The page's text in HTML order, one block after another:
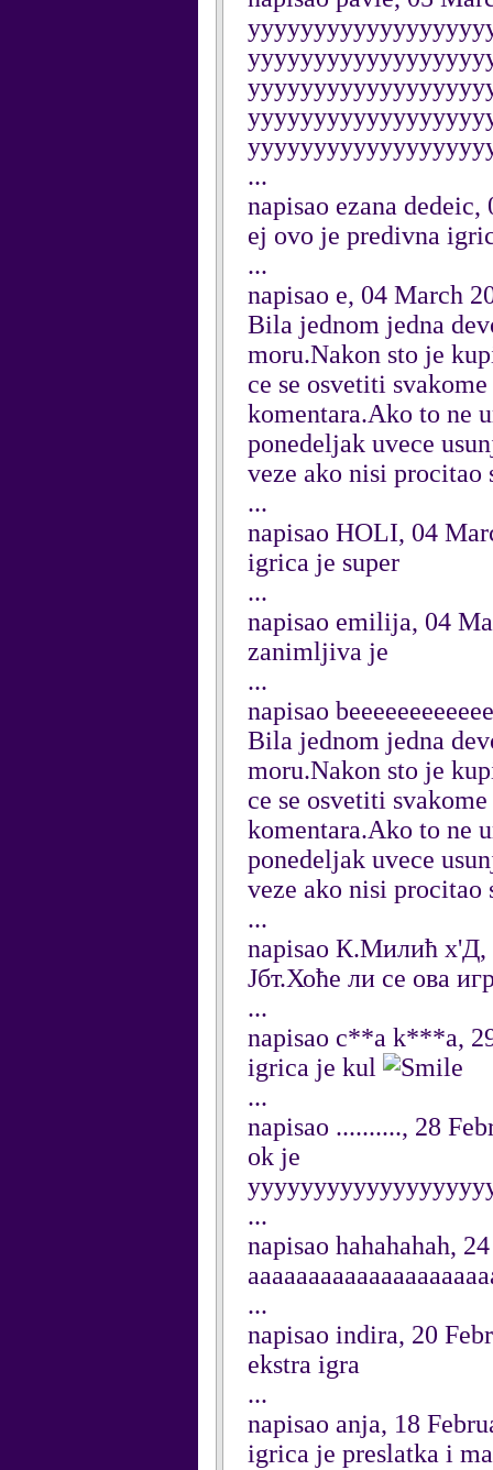
...
napisao ezana
ej ovo je predivna
...
napisao e, 04 March
Bila jednom jedna
moru.Nakon sto je
ce se osvetiti
komentara.Ako to ne
ponedeljak uvece
veze ako nisi procitao
...
napisao HOLI, 04
igrica je super
...
napisao emilija, 04
zanimljiva je
...
napisao
Bila jednom jedna
moru.Nakon sto je
ce se osvetiti
komentara.Ako to ne
ponedeljak uvece
veze ako nisi procitao
...
napisao К.Милић х'Д,
Јбт.Хоће ли се ова
...
napisao c**a k***a,
igrica je kul
...
napisao .........., 28
ok je
...
napisao hahahahah,
...
napisao indira, 20
ekstra igra
...
napisao anja, 18
igrica je preslatka i